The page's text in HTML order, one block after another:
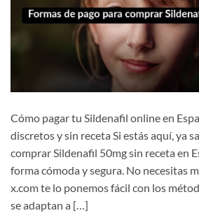
Cómo pagar tu Sildenafil online en
discretos y sin receta Si estás aquí, ya
comprar Sildenafil 50mg sin receta en
forma cómoda y segura. No necesitas
x.com te lo ponemos fácil con los
se adaptan a […]